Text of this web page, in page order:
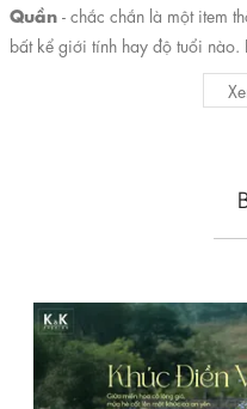
Quần- chắc chắn là một item
bất kể giới tính hay độ tuổi nào.
mọi hoàn cảnh, giúp người mặc
lịch, năng động, không chỉ vậy
quần với kiểu dáng và chất liệu
biến hóa đa dạng các phong
chiếc quần thời thượng sau của
Quần tây
Quần tây nữ đẹp là một cái tên